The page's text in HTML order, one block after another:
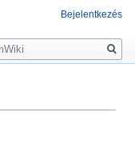
Bejelentkezés